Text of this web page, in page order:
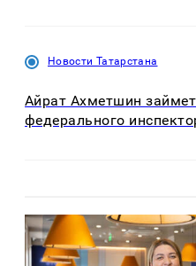
Новости Татарстана
Айрат Ахметшин займет
федерального